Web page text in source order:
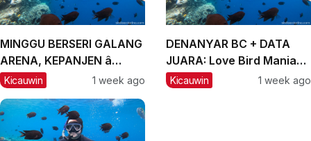
MINGGU BERSERI GALANG
ARENA, KEPANJEN â
MALANG, #2: CH Lexus
Winner, Messi Naik
Peringkat
Kicauwin 1 week ago
DENANYAR BC + DATA
JUARA: Love Bird Mania
Incar Piala Mandor
Kicauwin 1 week ago